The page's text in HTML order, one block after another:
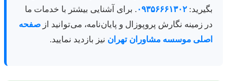
بگیرید: ۰۹۳۵۶۶۶۱۳۰۲ . برای آشنایی بیشتر با خدمات ما
در زمینه نگارش پروپوزال و پایان‌نامه، می‌توانید از صفحه
اصلی موسسه مشاوران تهران نیز بازدید نمایید.